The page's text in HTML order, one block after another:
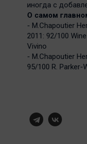
иногда с
О самом
- M.Chapoutier
2011: 92/100
Vivino
- M.Chapoutier
95/100 R. Parker-